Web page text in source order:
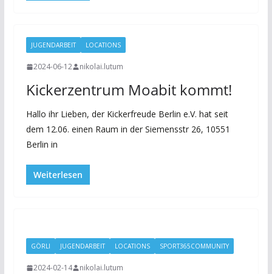
JUGENDARBEIT LOCATIONS
2024-06-12 nikolai.lutum
Kickerzentrum Moabit kommt!
Hallo ihr Lieben, der Kickerfreude Berlin e.V. hat seit
dem 12.06. einen Raum in der Siemensstr 26, 10551
Berlin in
Weiterlesen
GÖRLI JUGENDARBEIT LOCATIONS SPORT365COMMUNITY
2024-02-14 nikolai.lutum